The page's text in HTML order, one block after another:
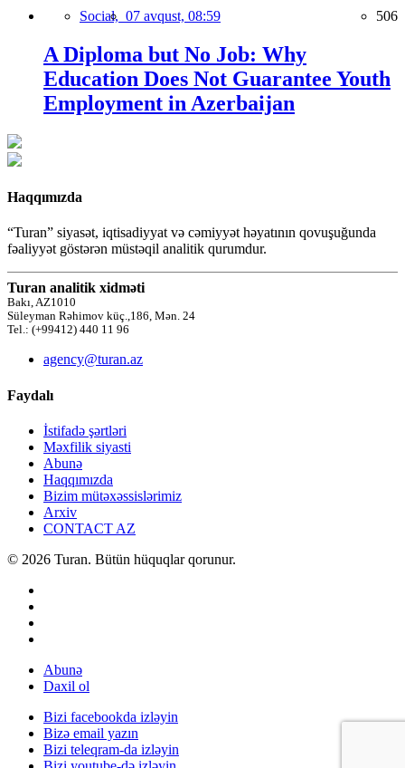
Social, 07 avqust, 08:59 506
A Diploma but No Job: Why
Education Does Not Guarantee Youth
Employment in Azerbaijan
Haqqımızda
“Turan” siyasət, iqtisadiyyat və cəmiyyət həyatının qovuşuğunda
fəaliyyət göstərən müstəqil analitik qurumdur.
Turan analitik xidməti
Bakı, AZ1010
Süleyman Rəhimov küç.,186, Mən. 24
Tel.: (+99412) 440 11 96
agency@turan.az
Faydalı
İstifadə şərtləri
Məxfilik siyasti
Abunə
Haqqımızda
Bizim mütəxəssislərimiz
Arxiv
CONTACT AZ
© 2026 Turan. Bütün hüquqlar qorunur.
Abunə
Daxil ol
Bizi facebookda izləyin
Bizə email yazın
Bizi teleqram-da izləyin